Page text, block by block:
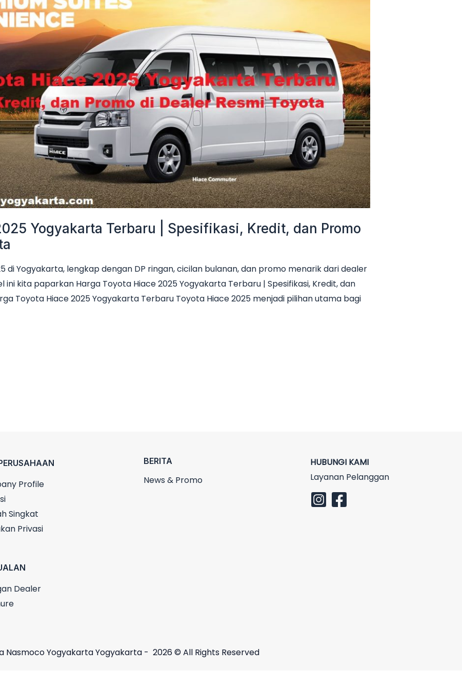
Yogyakarta Terbaru | Spesifikasi, Kredit, dan Promo
di Yogyakarta, lengkap dengan DP ringan, cicilan bulanan, dan promo menarik dari dealer
ini kita paparkan Harga Toyota Hiace 2025 Yogyakarta Terbaru | Spesifikasi, Kredit, dan
Toyota Hiace 2025 Yogyakarta Terbaru Toyota Hiace 2025 menjadi pilihan utama bagi
Profile
Singkat
Privasi
Dealer
BERITA
News & Promo
HUBUNGI KAMI
Layanan Pelanggan
Nasmoco Yogyakarta Yogyakarta - 2026 © All Rights Reserved